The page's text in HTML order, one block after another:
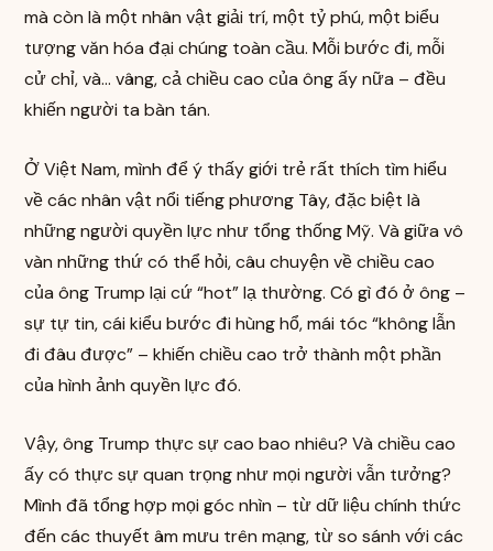
mà còn là một nhân vật giải trí, một tỷ phú, một biểu
tượng văn hóa đại chúng toàn cầu. Mỗi bước đi, mỗi
cử chỉ, và… vâng, cả chiều cao của ông ấy nữa – đều
khiến người ta bàn tán.
Ở Việt Nam, mình để ý thấy giới trẻ rất thích tìm hiểu
về các nhân vật nổi tiếng phương Tây, đặc biệt là
những người quyền lực như tổng thống Mỹ. Và giữa vô
vàn những thứ có thể hỏi, câu chuyện về chiều cao
của ông Trump lại cứ “hot” lạ thường. Có gì đó ở ông –
sự tự tin, cái kiểu bước đi hùng hổ, mái tóc “không lẫn
đi đâu được” – khiến chiều cao trở thành một phần
của hình ảnh quyền lực đó.
Vậy, ông Trump thực sự cao bao nhiêu? Và chiều cao
ấy có thực sự quan trọng như mọi người vẫn tưởng?
Mình đã tổng hợp mọi góc nhìn – từ dữ liệu chính thức
đến các thuyết âm mưu trên mạng, từ so sánh với các